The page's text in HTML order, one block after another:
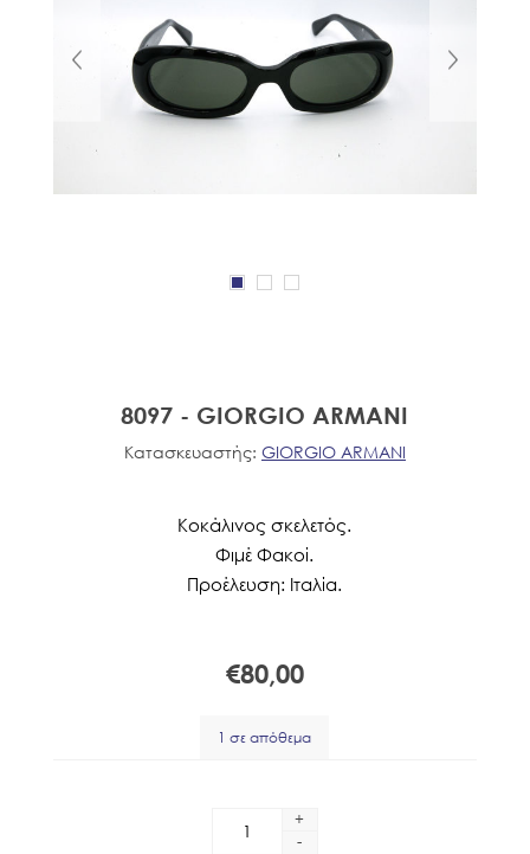
8097 - GIORGIO ARMANI
Κατασκευαστής: GIORGIO ARMANI
Κοκάλινος σκελετός.
Φιμέ Φακοί.
Προέλευση: Ιταλία.
€80,00
1 σε απόθεμα
+
-